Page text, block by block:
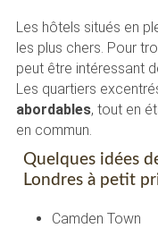
Les hôtels situés en
les plus chers. Pour
peut être intéressant
Les quartiers
abordables, tout en
en commun.
Quelques idées
Londres à petit
Camden Town